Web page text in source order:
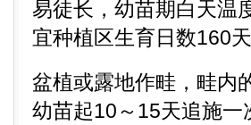
易徒长，幼苗期白天
宜种植区生育日数160
盆植或露地作畦，畦内
幼苗起10～15天追施